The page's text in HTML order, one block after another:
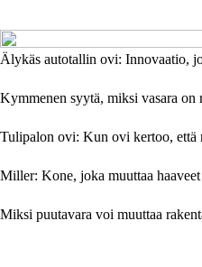
Älykäs autotallin ovi: Innovaatio,
Kymmenen syytä, miksi vasara on
Tulipalon ovi: Kun ovi kertoo, että
Miller: Kone, joka muuttaa
Miksi puutavara voi muuttaa